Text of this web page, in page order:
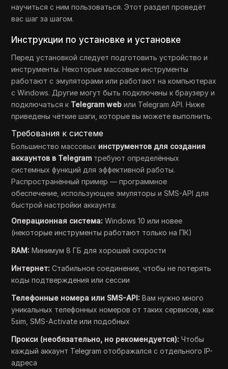
научиться сним пользоваться. Этот раздел проведёт
вас шаг за шагом.
Инструкции по установке и установке
Перед установкой следует подготовить устройство и
инструменты. Некоторые массовые инструменты
работают с эмуляторами или работают на компьютерах
с Windows. Другие могут быть подключены к браузеру и
подключаться к Telegram web или Telegram API. Ниже
приведены чёткие шаги, которые вы можете выполнить.
Требования к системе
Большинство массовых инструментов для создания
аккаунтов в Telegram требуют определённых
системных функций для эффективной работы.
Распространённый пример — программное
обеспечение, использующее эмуляторы и SMS-API для
быстрой настройки аккаунта:
Операционная система: Windows 10 или новее
(некоторые инструменты работают только на ПК)
RAM: Минимум 8 ГБ для хорошей скорости
Интернет: Стабильное соединение, чтобы не потерять
коды подтверждения или сессии
Телефонные номера или SMS-API: Вам нужно много
уникальных телефонных номеров от таких сервисов, как
5sim, SMS-Activate или подобных
Прокси (необязательно, но рекомендуется): Чтобы
каждый аккаунт Telegram отображался с отдельного IP-
адреса